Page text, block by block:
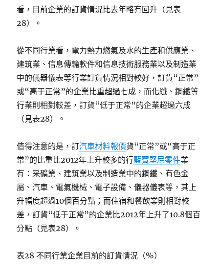
看，目前企業的訂貨情況比去年略有回升（見表
28）。
從不同行業看，電力熱力燃氣及水的生產和供應業、
建筑業、信息傳輸軟件和信息技術服務業以及制造業
中的儀器儀表等行業訂貨情況相對較好，訂貨“正常”
或“高于正常”的企業比重超過七成，而化纖、鋼鐵等
行業則相對較差，訂貨“低于正常”的企業超過六成
（見表28）。
值得注意的是，訂汽車材料報價貨“正常”或“高于正
常”的比重比2012年上升較多的行藍寶堅尼零件業
有：采礦業、建筑業以及制造業中的鋼鐵、有色金
屬、汽車、電氣機械、電子設備、儀器儀表等，其上
升幅度超過10個百分點；而住宿和餐飲業則相對較
差，訂貨“低于正常”的企業比2012年上升了10.8個百
分點（見表28）。
表28 不同行業企業目前的訂貨情況（%）